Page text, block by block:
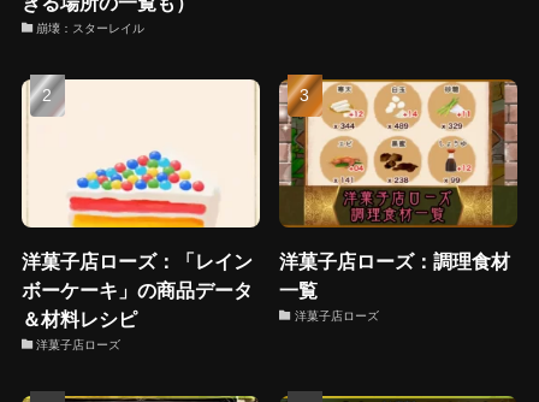
崩壊：スターレイル
洋菓子店ローズ：「レイン
ボーケーキ」の商品データ
＆材料レシピ
洋菓子店ローズ
洋菓子店ローズ：調理食材
一覧
洋菓子店ローズ